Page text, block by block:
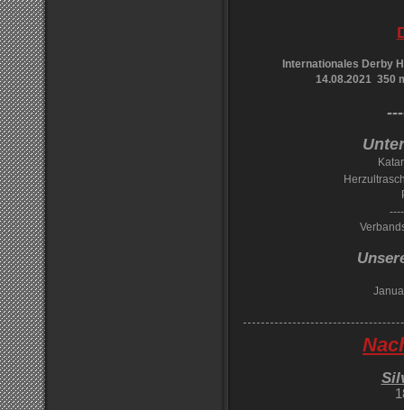
Internationales Derby
14.08.2021 350